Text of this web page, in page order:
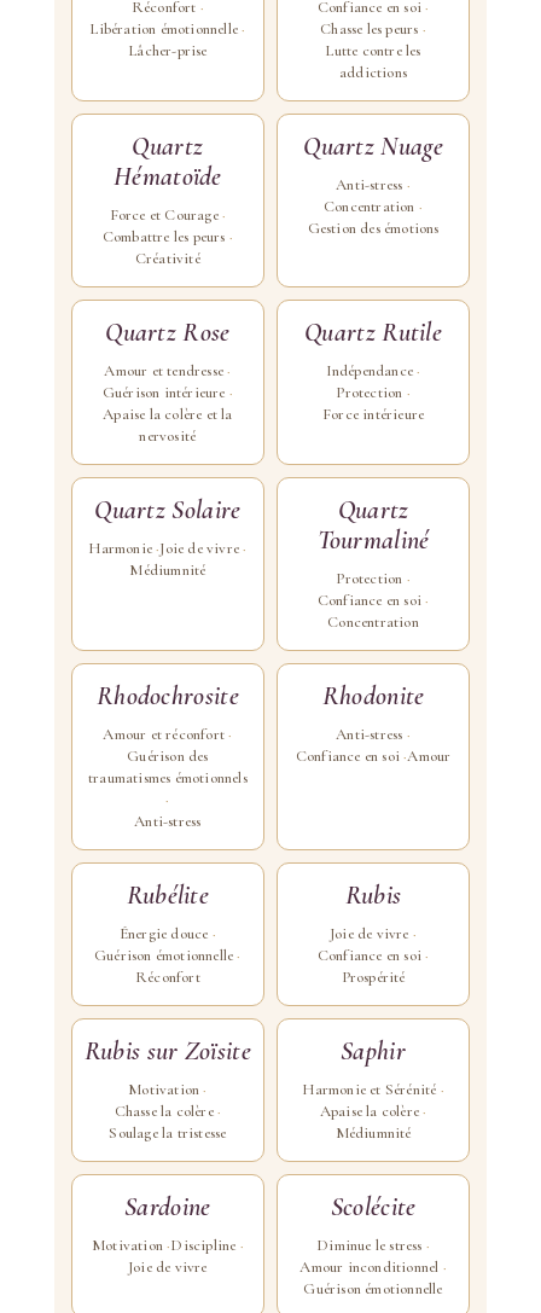
Réconfort
Libération émotionnelle
Lâcher-prise
Confiance en soi
Chasse les peurs
Lutte contre les
addictions
Quartz
Hématoïde
Force et Courage
Combattre les peurs
Créativité
Quartz Nuage
Anti-stress
Concentration
Gestion des émotions
Quartz Rose
Amour et tendresse
Guérison intérieure
Apaise la colère et la
nervosité
Quartz Rutile
Indépendance
Protection
Force intérieure
Quartz Solaire
Harmonie Joie de vivre
Médiumnité
Quartz
Tourmaliné
Protection
Confiance en soi
Concentration
Rhodochrosite
Amour et réconfort
Guérison des
traumatismes émotionnels
Anti-stress
Rhodonite
Anti-stress
Confiance en soi Amour
Rubélite
Énergie douce
Guérison émotionnelle
Réconfort
Rubis
Joie de vivre
Confiance en soi
Prospérité
Rubis sur Zoïsite
Motivation
Chasse la colère
Soulage la tristesse
Saphir
Harmonie et Sérénité
Apaise la colère
Médiumnité
Sardoine
Motivation Discipline
Joie de vivre
Scolécite
Diminue le stress
Amour inconditionnel
Guérison émotionnelle